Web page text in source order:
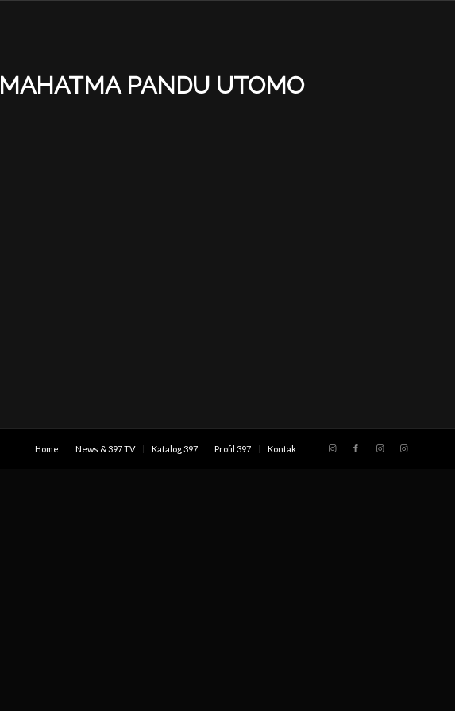
MAHATMA PANDU UTOMO
Home News & 397 TV Katalog 397 Profil 397 Kontak